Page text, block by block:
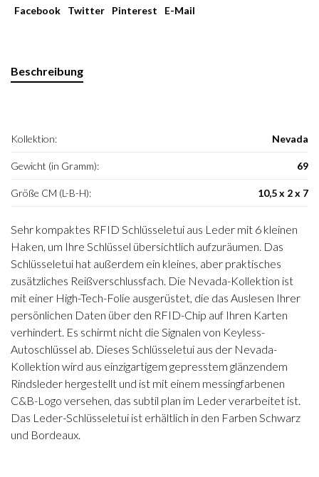
Facebook Twitter Pinterest E-Mail
Beschreibung
Kollektion: Nevada
Gewicht (in Gramm): 69
Größe CM (L-B-H): 10,5 x 2 x 7
Sehr kompaktes RFID Schlüsseletui aus Leder mit 6 kleinen
Haken, um Ihre Schlüssel übersichtlich aufzuräumen. Das
Schlüsseletui hat außerdem ein kleines, aber praktisches
zusätzliches Reißverschlussfach. Die Nevada-Kollektion ist
mit einer High-Tech-Folie ausgerüstet, die das Auslesen Ihrer
persönlichen Daten über den RFID-Chip auf Ihren Karten
verhindert. Es schirmt nicht die Signalen von Keyless-
Autoschlüssel ab. Dieses Schlüsseletui aus der Nevada-
Kollektion wird aus einzigartigem gepresstem glänzendem
Rindsleder hergestellt und ist mit einem messingfarbenen
C&B-Logo versehen, das subtil plan im Leder verarbeitet ist.
Das Leder-Schlüsseletui ist erhältlich in den Farben Schwarz
und Bordeaux.